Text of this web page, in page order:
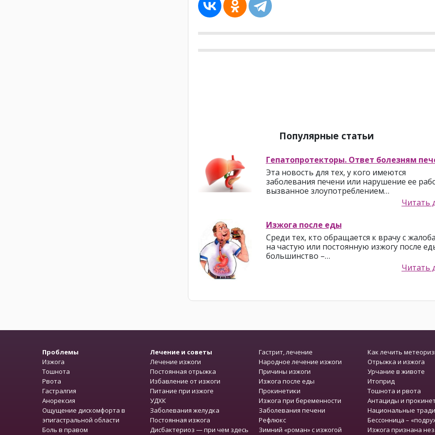
Популярные статьи
Гепатопротекторы. Ответ болезням
Эта новость для тех, у кого имеются
заболевания печени или нарушение ее
вызванное злоупотреблением…
Читать
Изжога после еды
Среди тех, кто обращается к врачу с
на частую или постоянную изжогу после
большинство –…
Читать
Проблемы
Изжога
Тошнота
Рвота
Гастралгия
Анорексия
Ощущение дискомфорта в
эпигастральной области
Боль в правом
Лечение и советы Гастрит, лечение
Как лечить
Лечение изжоги
Народное лечение изжоги
Отрыжка и изжога
Постоянная отрыжка
Причины изжоги
Урчание в животе
Избавление от изжоги
Изжога после еды
Итоприд
Питание при изжоге
Прокинетики
Тошнота и рвота
УДХК
Изжога при беременности
Антациды и
Заболевания желудка
Заболевания печени
Национальные
Постоянная изжога
Рефлюкс
Бессонница –
Дисбактериоз — при чем здесь
Зимний «роман» с изжогой Изжога признана